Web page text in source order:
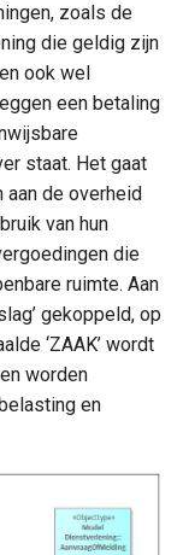
zoals de
die geldig zijn
ook wel
een betaling
staat. Het gaat
de overheid
van hun
die
ruimte. Aan
gekoppeld, op
‘ZAAK’ wordt
worden
en